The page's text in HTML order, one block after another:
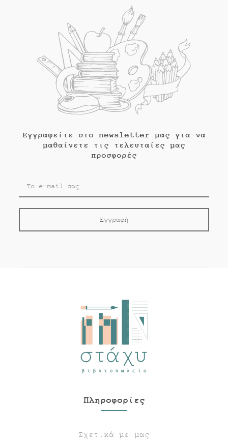
Εγγραφείτε στο newsletter μας για να
μαθαίνετε τις τελευταίες μας
προσφορές
Πληροφορίες
Σχετικά με μας